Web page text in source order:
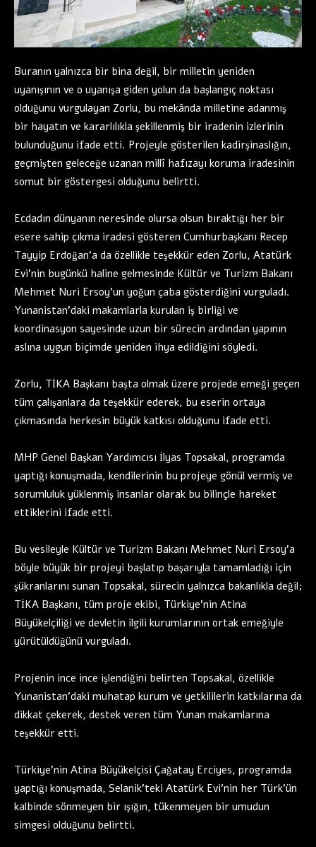
Buranın yalnızca bir bina değil, bir milletin yeniden
uyanışının ve o uyanışa giden yolun da başlangıç noktası
olduğunu vurgulayan Zorlu, bu mekânda milletine adanmış
bir hayatın ve kararlılıkla şekillenmiş bir iradenin izlerinin
bulunduğunu ifade etti. Projeyle gösterilen kadirşinaslığın,
geçmişten geleceğe uzanan millî hafızayı koruma iradesinin
somut bir göstergesi olduğunu belirtti.
Ecdadın dünyanın neresinde olursa olsun bıraktığı her bir
esere sahip çıkma iradesi gösteren Cumhurbaşkanı Recep
Tayyip Erdoğan’a da özellikle teşekkür eden Zorlu, Atatürk
Evi’nin bugünkü haline gelmesinde Kültür ve Turizm Bakanı
Mehmet Nuri Ersoy’un yoğun çaba gösterdiğini vurguladı.
Yunanistan’daki makamlarla kurulan iş birliği ve
koordinasyon sayesinde uzun bir sürecin ardından yapının
aslına uygun biçimde yeniden ihya edildiğini söyledi.
Zorlu, TİKA Başkanı başta olmak üzere projede emeği geçen
tüm çalışanlara da teşekkür ederek, bu eserin ortaya
çıkmasında herkesin büyük katkısı olduğunu ifade etti.
MHP Genel Başkan Yardımcısı İlyas Topsakal, programda
yaptığı konuşmada, kendilerinin bu projeye gönül vermiş ve
sorumluluk yüklenmiş insanlar olarak bu bilinçle hareket
ettiklerini ifade etti.
Bu vesileyle Kültür ve Turizm Bakanı Mehmet Nuri Ersoy’a
böyle büyük bir projeyi başlatıp başarıyla tamamladığı için
şükranlarını sunan Topsakal, sürecin yalnızca bakanlıkla değil;
TİKA Başkanı, tüm proje ekibi, Türkiye’nin Atina
Büyükelçiliği ve devletin ilgili kurumlarının ortak emeğiyle
yürütüldüğünü vurguladı.
Projenin ince ince işlendiğini belirten Topsakal, özellikle
Yunanistan’daki muhatap kurum ve yetkililerin katkılarına da
dikkat çekerek, destek veren tüm Yunan makamlarına
teşekkür etti.
Türkiye’nin Atina Büyükelçisi Çağatay Erciyes, programda
yaptığı konuşmada, Selanik’teki Atatürk Evi’nin her Türk’ün
kalbinde sönmeyen bir ışığın, tükenmeyen bir umudun
simgesi olduğunu belirtti.